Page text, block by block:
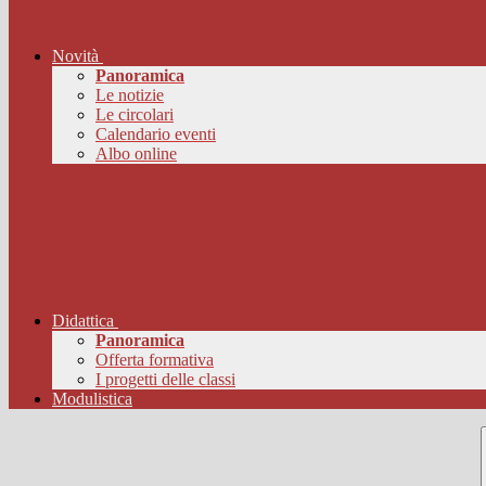
Novità
Panoramica
Le notizie
Le circolari
Calendario eventi
Albo online
Didattica
Panoramica
Offerta formativa
I progetti delle classi
Modulistica